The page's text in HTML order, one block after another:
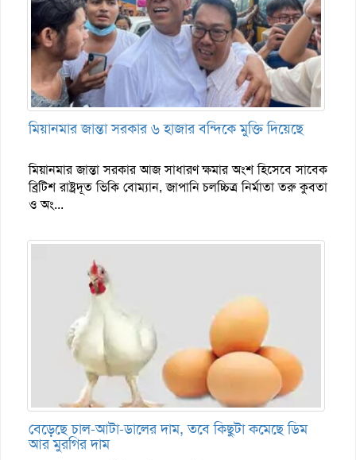
মিয়ানমার জান্তা সরকার ৬ হাজার বন্দিকে মুক্তি দিয়েছে
মিয়ানমার জান্তা সরকার আজ সাধারণ ক্ষমার অংশ হিসেবে সাবেক
ব্রিটিশ রাষ্ট্রদূত ভিকি বোম্যান, জাপানি চলচ্চিত্র নির্মাতা তরু কুবতা
ও অং...
বেড়েছে চাল-আটা-ডালের দাম, তবে কিছুটা কমেছে ডিম
আর মুরগির দাম